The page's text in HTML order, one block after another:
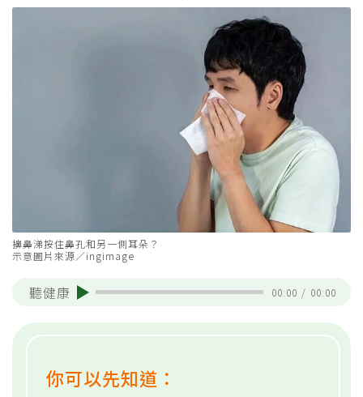
擤鼻涕按住鼻孔和另一側耳朵？
示意圖片來源／ingimage
聽健康 00:00 / 00:00
你可以先知道：